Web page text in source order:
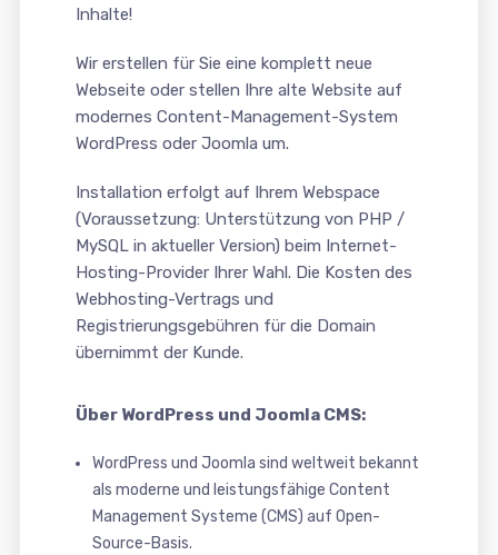
Inhalte!
Wir erstellen für Sie eine komplett neue
Webseite oder stellen Ihre alte Website auf
modernes Content-Management-System
WordPress oder Joomla um.
Installation erfolgt auf Ihrem Webspace
(Voraussetzung: Unterstützung von PHP /
MySQL in aktueller Version) beim Internet-
Hosting-Provider Ihrer Wahl. Die Kosten des
Webhosting-Vertrags und
Registrierungsgebühren für die Domain
übernimmt der Kunde.
Über WordPress und Joomla CMS:
WordPress und Joomla sind weltweit bekannt
als moderne und leistungsfähige Content
Management Systeme (CMS) auf Open-
Source-Basis.